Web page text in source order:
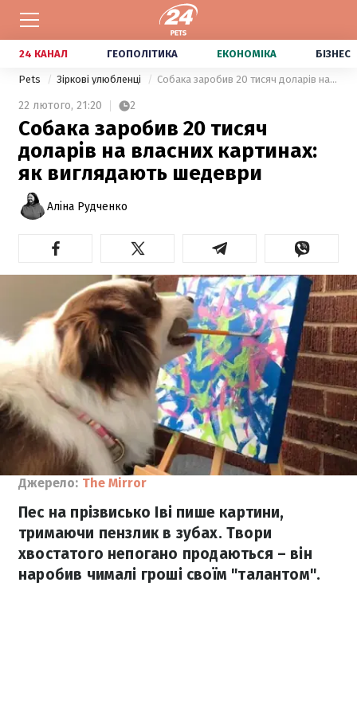
24 КАНАЛ ГЕОПОЛІТИКА ЕКОНОМІКА БІЗНЕС
Pets Зіркові улюбленці Собака заробив 20 тисяч доларів на власних картинах: як виглядають шедеври
22 лютого, 21:20 2
Собака заробив 20 тисяч
доларів на власних картинах:
як виглядають шедеври
Аліна Рудченко
Джерело: The Mirror
Пес на прізвисько Іві пише картини,
тримаючи пензлик в зубах. Твори
хвостатого непогано продаються – він
наробив чималі гроші своїм "талантом".